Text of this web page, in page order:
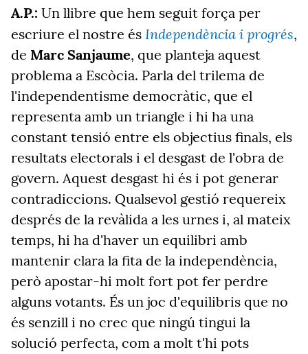
A.P.: Un llibre que hem seguit força per
escriure el nostre és Independència i progrés,
de Marc Sanjaume, que planteja aquest
problema a Escòcia. Parla del trilema de
l'independentisme democràtic, que el
representa amb un triangle i hi ha una
constant tensió entre els objectius finals, els
resultats electorals i el desgast de l'obra de
govern. Aquest desgast hi és i pot generar
contradiccions. Qualsevol gestió requereix
després de la revàlida a les urnes i, al mateix
temps, hi ha d'haver un equilibri amb
mantenir clara la fita de la independència,
però apostar-hi molt fort pot fer perdre
alguns votants. És un joc d'equilibris que no
és senzill i no crec que ningú tingui la
solució perfecta, com a molt t'hi pots